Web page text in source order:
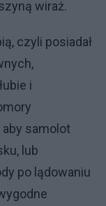
wiraż.
czyli posiadał
i
samolot
lub
po lądowaniu